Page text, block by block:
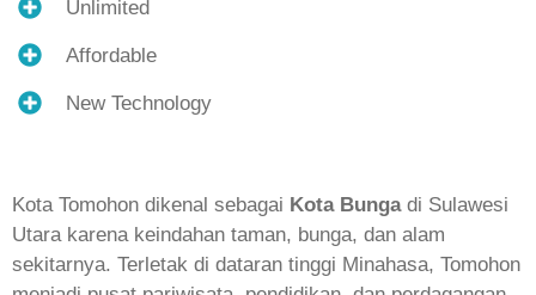
Unlimited
Affordable
New Technology
Kota Tomohon dikenal sebagai Kota Bungadi Sulawesi
Utara karena keindahan taman, bunga, dan alam
sekitarnya. Terletak di dataran tinggi Minahasa, Tomohon